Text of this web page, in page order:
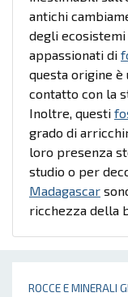
ROCCE E MINERALI
antichi
degli
appassionati di
questa origine
contatto con la
Inoltre, questi
grado di
loro presenza
studio o per
Madagascar
ricchezza della